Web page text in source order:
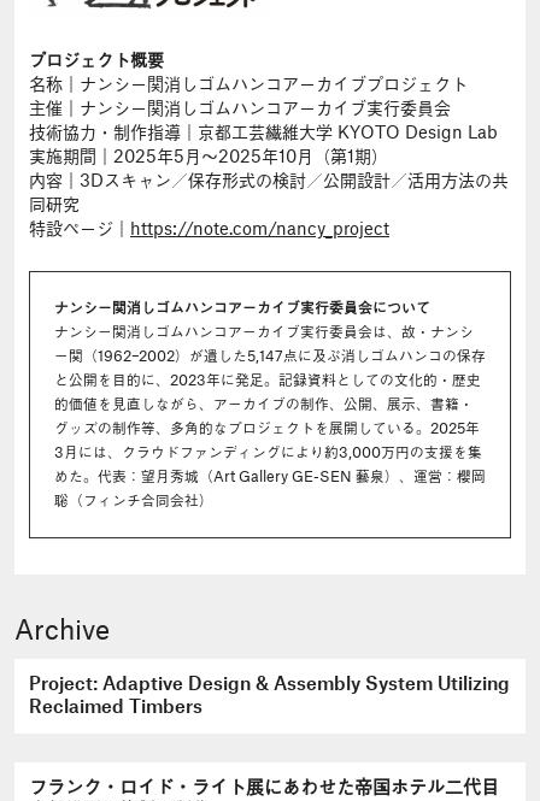
プロジェクト概要
名称｜ナンシー関消しゴムハンコアーカイブプロジェクト
主催｜ナンシー関消しゴムハンコアーカイブ実行委員会
技術協力・制作指導｜京都工芸繊維大学 KYOTO Design Lab
実施期間｜2025年5月〜2025年10月（第1期）
内容｜3Dスキャン／保存形式の検討／公開設計／活用方法の共
同研究
特設ページ｜
https://note.com/nancy_project
ナンシー関消しゴムハンコアーカイブ実行委員会について
ナンシー関消しゴムハンコアーカイブ実行委員会は、故・ナンシ
ー関（1962–2002）が遺した5,147点に及ぶ消しゴムハンコの保存
と公開を目的に、2023年に発足。記録資料としての文化的・歴史
的価値を見直しながら、アーカイブの制作、公開、展示、書籍・
グッズの制作等、多角的なプロジェクトを展開している。2025年
3月には、クラウドファンディングにより約3,000万円の支援を集
めた。代表：望月秀城（Art Gallery GE-SEN 藝泉）、運営：櫻岡
聡（フィンチ合同会社）
Archive
Project: Adaptive Design & Assembly System Utilizing
Reclaimed Timbers
フランク・ロイド・ライト展にあわせた帝国ホテル二代目